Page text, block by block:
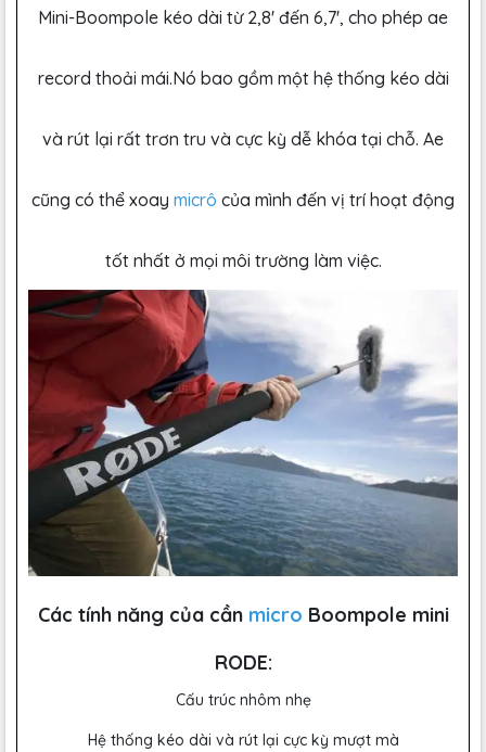
Mini-Boompole kéo dài từ 2,8' đến 6,7', cho phép ae
record thoải mái.Nó bao gồm một hệ thống kéo dài
và rút lại rất trơn tru và cực kỳ dễ khóa tại chỗ. Ae
cũng có thể xoay micrô của mình đến vị trí hoạt động
tốt nhất ở mọi môi trường làm việc.
Các tính năng của cần micro Boompole mini
RODE:
Cấu trúc nhôm nhẹ
Hệ thống kéo dài và rút lại cực kỳ mượt mà